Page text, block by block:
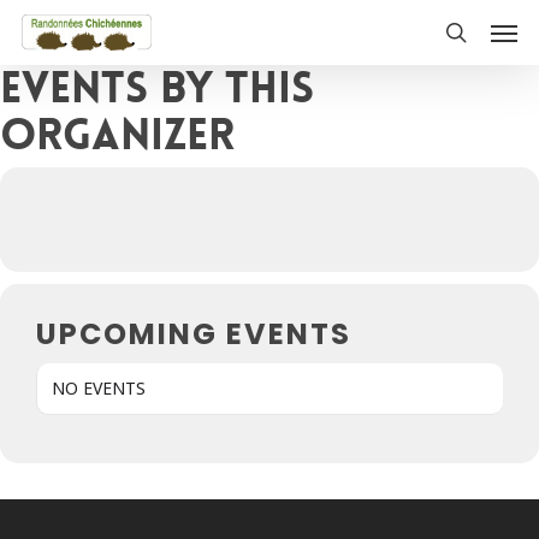
Skip
main
content
Events by this
organizer
UPCOMING EVENTS
NO EVENTS